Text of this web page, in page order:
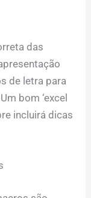
das
de letra para
bom ‘excel
incluirá dicas